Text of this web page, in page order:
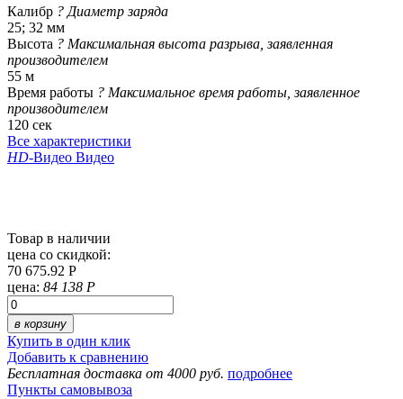
Калибр ? Диаметр заряда
25; 32 мм
Высота ? Максимальная высота разрыва, заявленная
производителем
55 м
Время работы ? Максимальное время работы, заявленное
производителем
120 сек
Все характеристики
HD-Видео Видео
Товар в наличии
цена со скидкой:
70 675.92 Р
цена: 84 138 Р
в корзину
Купить в один клик
Добавить к сравнению
Бесплатная доставка от 4000 руб. подробнее
Пункты самовывоза